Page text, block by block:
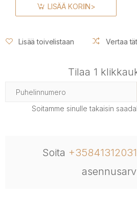
LISÄÄ KORIIN>
Lisää toivelistaan Vertaa
Tilaa 1
Soitamme sinulle takaisin
Soita